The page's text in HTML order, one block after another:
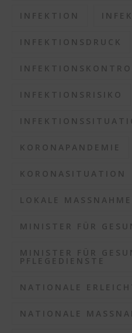
INFEKTION
INFEKTIONSDRUCK
INFEKTIONSRISIKO
KORONAPANDEMIE
KORONASITUATION
LOKALE MASSNAHMEN
MINISTER FÜR
MINISTER FÜR
PFLEGEDIENSTE
NATIONALE
NATIONALE